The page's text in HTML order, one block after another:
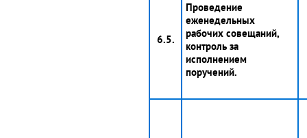
6.5.
Проведение
еженедельных
рабочих совещаний,
контроль за
исполнением
поручений.